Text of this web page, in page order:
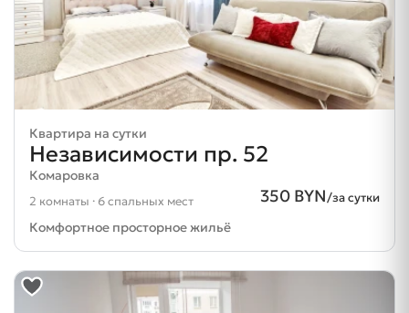
Квартира на сутки
Независимости пр. 52
Комаровка
350 BYN/за сутки
2 комнаты · 6 спальных мест
Комфортное просторное жильё